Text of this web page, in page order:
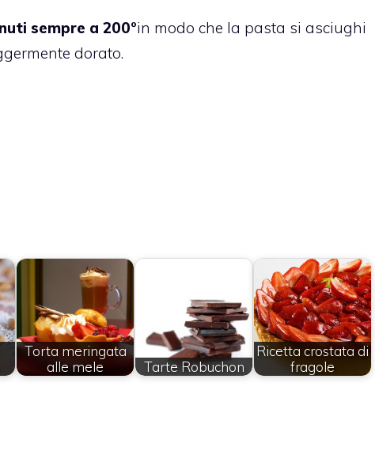
sempre a 200°in modo che la pasta si asciughi
dorato.
Torta meringata
alle mele
Tarte Robuchon
Ricetta crostata di
fragole